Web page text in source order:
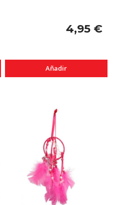
4,95 €
Añadir